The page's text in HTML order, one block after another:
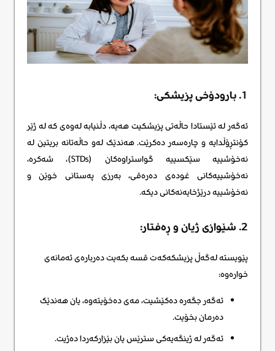
1. بارودۆخی پزیشكی:
ئەگەر لە ئێستادا حاڵەتی پزیشکیت هەیە، دڵنیابە لەوەی کە لە ژێر
کۆنتڕۆڵدایە و چارەسەر دەکرێت. هەندێک لەو حاڵەتانە بریتین لە
نەخۆشییە سێکسییە گواستراوەکان (STDs)، شەکرە،
نەخۆشییەکانی غودەی دەرەقی، بەرزی پەستانی خوێن و
نەخۆشییە درێژخایەنەکانی دیکە.
2. شێوازی ژیان و ڕەفتار:
پێویستە لەگەڵ پزیشکەکەت قسە بکەیت دەربارەی ئەمانەی
خوارەوە:
ئەگەر جگەرە دەکێشیت، مەی دەخۆیتەوە، یان هەندێک
دەرمان بخۆیت.
ئەگەر لە ژینگەیەکی سترێس یان بێزارکەردا دەژیت.